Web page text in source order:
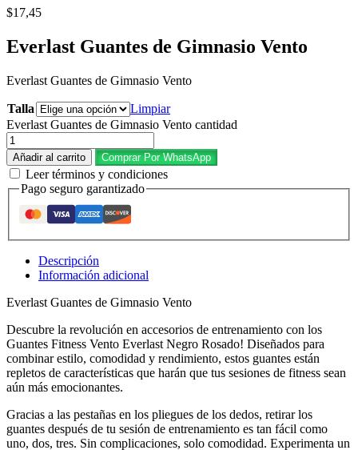
$17,45
Everlast Guantes de Gimnasio Vento
Everlast Guantes de Gimnasio Vento
Talla
Limpiar
Everlast Guantes de Gimnasio Vento cantidad
Añadir al carrito Comprar Por WhatsApp
Leer términos y condiciones
Pago seguro garantizado
Descripción
Información adicional
Everlast Guantes de Gimnasio Vento
Descubre la revolución en accesorios de entrenamiento con los
Guantes Fitness Vento Everlast Negro Rosado! Diseñados para
combinar estilo, comodidad y rendimiento, estos guantes están
repletos de características que harán que tus sesiones de fitness sean
aún más emocionantes.
Gracias a las pestañas en los pliegues de los dedos, retirar los
guantes después de tu sesión de entrenamiento es tan fácil como
uno, dos, tres. Sin complicaciones, solo comodidad. Experimenta un